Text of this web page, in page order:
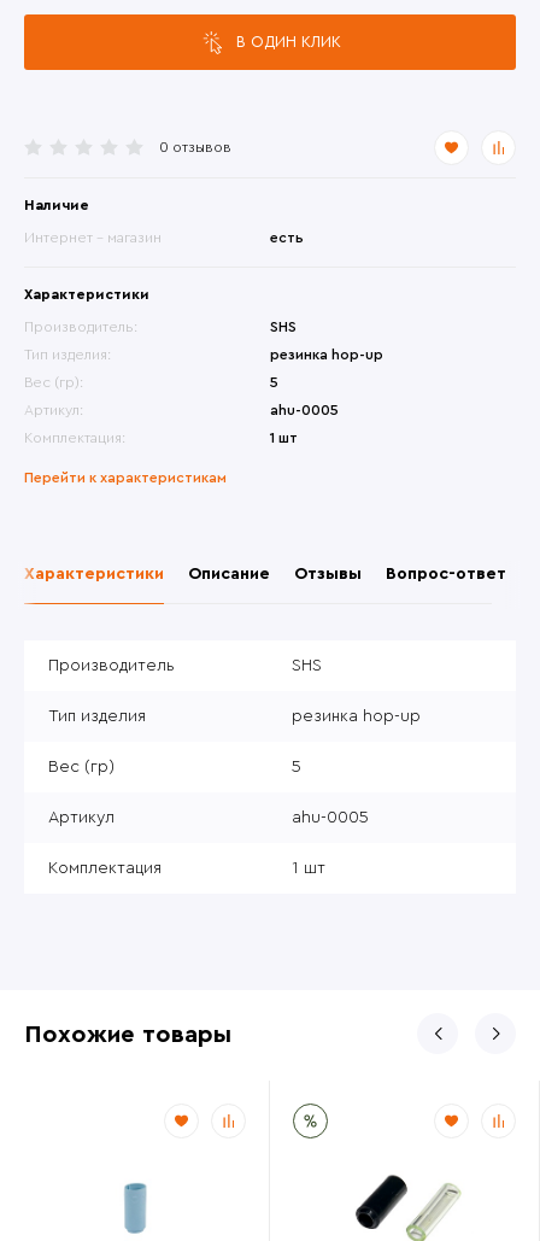
0 отзывов
Наличие
Интернет - магазин есть
Характеристики
Производитель:
SHS
Тип изделия:
резинка hop-up
Вес (гр):
5
Артикул:
ahu-0005
Комплектация:
1 шт
Перейти к характеристикам
В ОДИН КЛИК
Характеристики Описание Отзывы Вопрос-ответ
Производитель SHS
Тип изделия резинка hop-up
Вес (гр) 5
Артикул ahu-0005
Комплектация 1 шт
Похожие товары